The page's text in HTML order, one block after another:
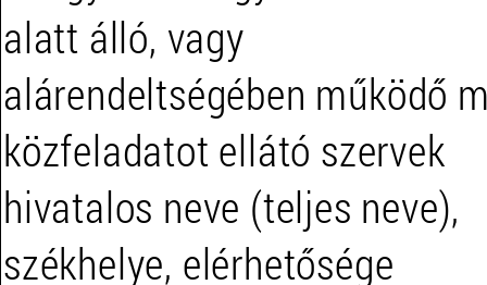
alatt álló, vagy
alárendeltségében működő
közfeladatot ellátó szervek
hivatalos neve (teljes neve),
székhelye, elérhetősége